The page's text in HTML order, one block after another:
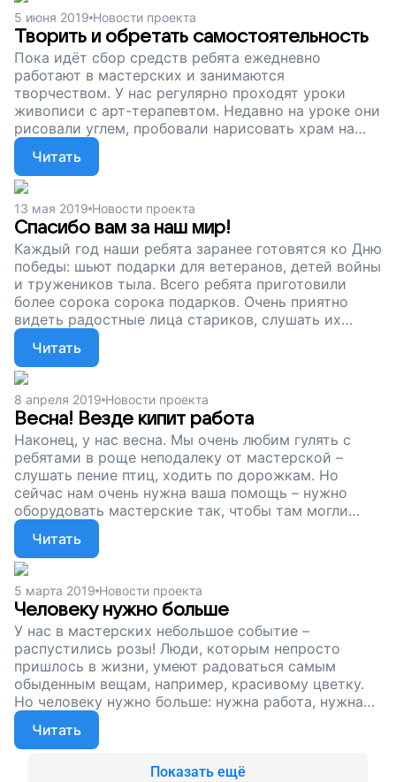
5 июня 2019 Новости проекта
Творить и обретать самостоятельность
Пока идёт сбор средств ребята ежедневно
работают в мастерских и занимаются
творчеством. У нас регулярно проходят уроки
живописи с арт-терапевтом. Недавно на уроке они
рисовали углем, пробовали нарисовать храм на
реке Ангаре. А мы продолжаем собирать деньги,
чтобы взрослые люди с особенностями развития
могли и дальше работать, зарабатывать и обретать
самостоятельность. Поддержите наш проект!
Читать
13 мая 2019 Новости проекта
Спасибо вам за наш мир!
Каждый год наши ребята заранее готовятся ко Дню
победы: шьют подарки для ветеранов, детей войны
и тружеников тыла. Всего ребята приготовили
более сорока сорока подарков. Очень приятно
видеть радостные лица стариков, слушать их
рассказы. Мы, благодаря этим людям, знаем о
войне только понаслышке. Спасибо им за этот
мир. Сейчас мы собираем деньги, чтобы наша
мастерская продолжала работу. Вы можете
помочь взрослым людям с особенностями
развития работать, зарабатывать и обретать
самостоятельность. Поддержите наш проект.
Читать
8 апреля 2019 Новости проекта
Весна! Везде кипит работа
Наконец, у нас весна. Мы очень любим гулять с
ребятами в роще неподалеку от мастерской –
слушать пение птиц, ходить по дорожкам. Но
сейчас нам очень нужна ваша помощь – нужно
оборудовать мастерские так, чтобы там могли
работать люди с нарушениями здоровья. Им
непросто найти работу и свое место в жизни, а у
нас они могут стать самостоятельнее, привыкнуть
к труду в коллективе, получить нужные навыки и
потом, возможно, найти работу на предприятии.
Поддержите наш проект!
Читать
5 марта 2019 Новости проекта
Человеку нужно больше
У нас в мастерских небольшое событие –
распустились розы! Люди, которым непросто
пришлось в жизни, умеют радоваться самым
обыденным вещам, например, красивому цветку.
Но человеку нужно больше: нужна работа, нужна
зарплата, самостоятельность...Сейчас мы
собираем деньги, чтобы люди с нарушениями
здоровья могли трудиться и вставать на ноги.
Поддержите наш проект!
Читать
Показать ещё